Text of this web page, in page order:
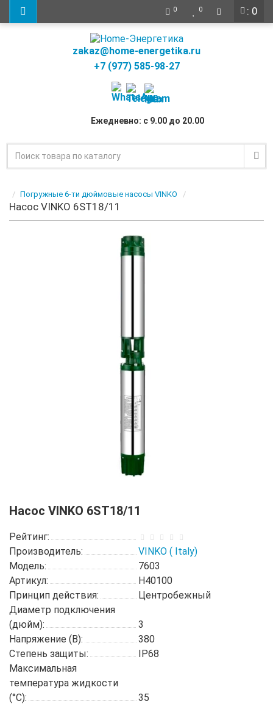
: 0
0 0
zakaz@home-energetika.ru
+7 (977) 585-98-27
Ежедневно: с 9.00 до 20.00
Погружные 6-ти дюймовые насосы VINKO
Насос VINKO 6ST18/11
Насос VINKO 6ST18/11
Рейтинг:
Производитель:
VINKO ( Italy)
Модель:
7603
Артикул:
H40100
Принцип действия:
Центробежный
Диаметр подключения
(дюйм):
3
Напряжение (В):
380
Степень защиты:
IP68
Максимальная
температура жидкости
(°C):
35